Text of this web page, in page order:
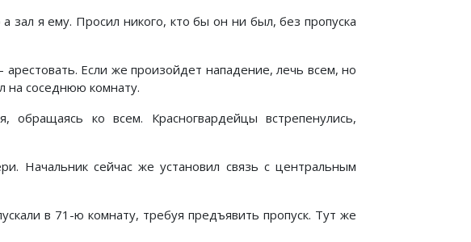
я ему. Просил никого, кто бы он ни был, без пропуска
Если же произойдет нападение, лечь всем, но
на соседнюю комнату.
ко всем. Красногвардейцы встрепенулись,
Начальник сейчас же установил связь с центральным
в 71-ю комнату, требуя предъявить пропуск. Тут же